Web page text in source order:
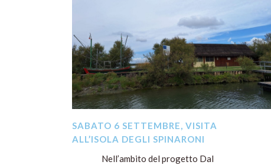
SABATO 6 SETTEMBRE, VISITA
ALL’ISOLA DEGLI SPINARONI
Nell’ambito del progetto Dal